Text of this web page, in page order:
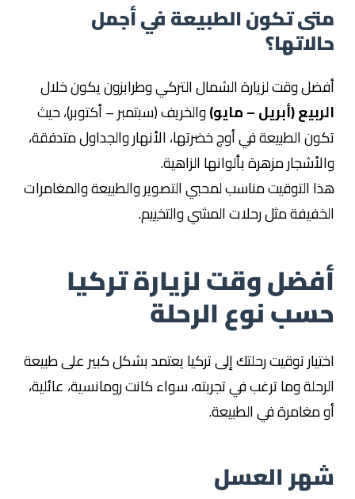
متى تكون الطبيعة في أجمل
حالاتها؟
أفضل وقت لزيارة الشمال التركي وطرابزون يكون خلال
الربيع (أبريل – مايو)والخريف (سبتمبر – أكتوبر)، حيث
تكون الطبيعة في أوج خضرتها، الأنهار والجداول متدفقة،
والأشجار مزهرة بألوانها الزاهية.
هذا التوقيت مناسب لمحبي التصوير والطبيعة والمغامرات
الخفيفة مثل رحلات المشي والتخييم.
أفضل وقت لزيارة تركيا
حسب نوع الرحلة
اختيار توقيت رحلتك إلى تركيا يعتمد بشكل كبير على طبيعة
الرحلة وما ترغب في تجربته، سواء كانت رومانسية، عائلية،
أو مغامرة في الطبيعة.
شهر العسل